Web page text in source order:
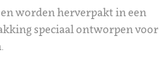
worden herverpakt in een
speciaal ontworpen voor